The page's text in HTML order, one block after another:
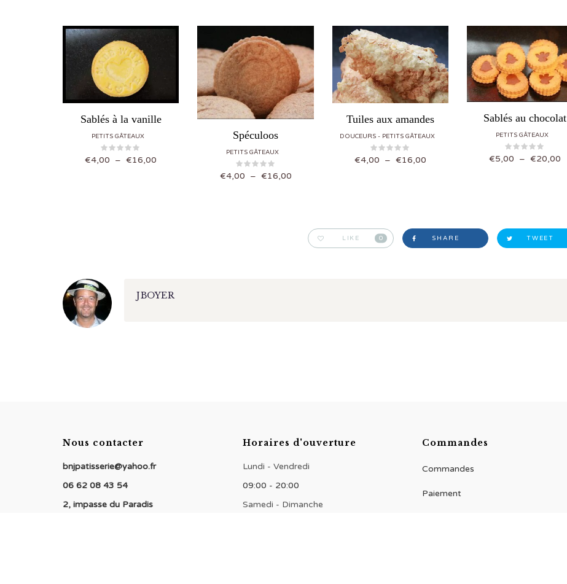
Sablés à la vanille
PETITS GÂTEAUX
€4,00 – €16,00
Spéculoos
PETITS GÂTEAUX
€4,00 – €16,00Plage de prix : €4,00 à €16,00
Tuiles aux amandes
DOUCEURS PETITS GÂTEAUX
€4,00 – €16,00Plage de prix : €4,00 à €16,00
Sablés au chocolat
PETITS GÂTEAUX
€5,00 – €20,00
LIKE 0 SHARE TWEET
JBOYER
Nous contacter
bnjpatisserie@yahoo.fr
06 62 08 43 54
2, impasse du Paradis
Horaires d'ouverture
Lundi - Vendredi
09:00 - 20:00
Samedi - Dimanche
Commandes
Commandes
Paiement